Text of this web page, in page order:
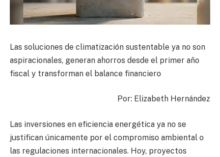
Las soluciones de climatización sustentable ya no son
aspiracionales, generan ahorros desde el primer año
fiscal y transforman el balance financiero
Por: Elizabeth Hernández
Las inversiones en eficiencia energética ya no se
justifican únicamente por el compromiso ambiental o
las regulaciones internacionales. Hoy, proyectos